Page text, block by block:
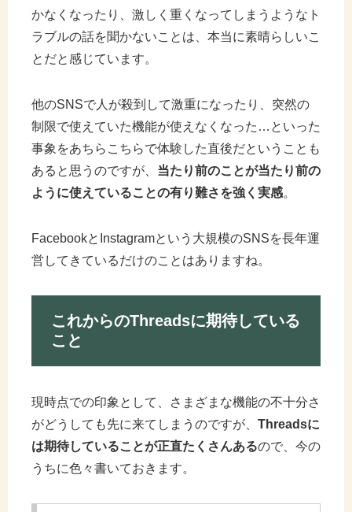
かなくなったり、激しく重くなってしまうようなト
ラブルの話を聞かないことは、本当に素晴らしいこ
とだと感じています。
他のSNSで人が殺到して激重になったり、突然の
制限で使えていた機能が使えなくなった…といった
事象をあちらこちらで体験した直後だということも
あると思うのですが、 当たり前のことが当たり前の
ように使えていることの有り難さを強く実感。
FacebookとInstagramという大規模のSNSを長年運
営してきているだけのことはありますね。
これからのThreadsに期待している
こと
現時点での印象として、さまざまな機能の不十分さ
がどうしても先に来てしまうのですが、 Threadsに
は期待していることが正直たくさんあるので、今の
うちに色々書いておきます。